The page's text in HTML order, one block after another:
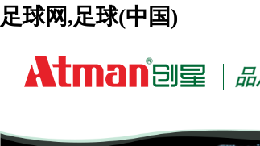
足球网,足球(中国)